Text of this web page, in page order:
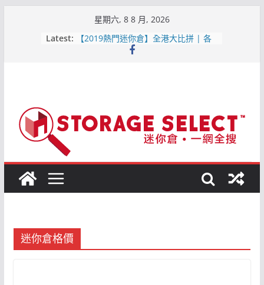
星期六, 8 8 月, 2026
Latest:
【2019熱門迷你倉】全港大比拼 | 各
交通, 價格資訊)2019-6月更新
城市迷你倉 – 詳細介紹(附最新優惠, 交
通, 價格資訊) 2019-6月更新
迷你倉格價